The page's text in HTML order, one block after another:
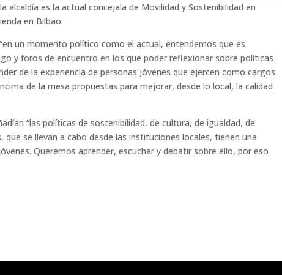
alcaldía es la actual concejala de Movilidad y Sostenibilidad en
en Bilbao.
un momento político como el actual, entendemos que es
y foros de encuentro en los que poder reflexionar sobre políticas
de la experiencia de personas jóvenes que ejercen como cargos
de la mesa propuestas para mejorar, desde lo local, la calidad
“las políticas de sostenibilidad, de cultura, de igualdad, de
se llevan a cabo desde las instituciones locales, tienen una
Queremos aprender, escuchar y debatir sobre ello, por eso